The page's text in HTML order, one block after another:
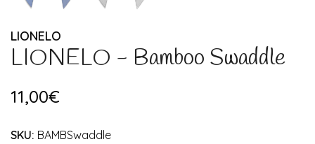
LIONELO
LIONELO - Bamboo Swaddle
11,00€
SKU: BAMBSwaddle